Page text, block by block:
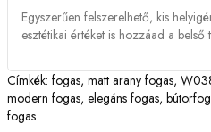
Egyszerűen felszerelhető, kis
esztétikai értéket is hozzáad a belső
Címkék: fogas, matt arany fogas,
modern fogas, elegáns fogas,
fogas